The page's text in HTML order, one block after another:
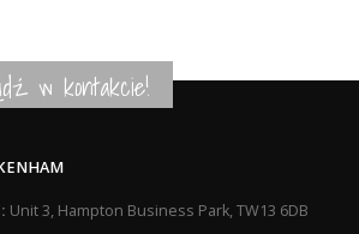
w kontakcie!
Unit 3, Hampton Business Park, TW13 6DB